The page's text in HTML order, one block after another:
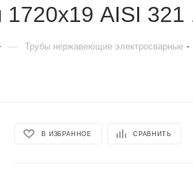
AISI
— Трубы нержавеющие электросварные
В ИЗБРАННОЕ СРАВНИТЬ